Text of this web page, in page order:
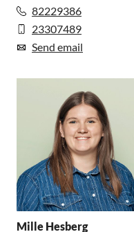
82229386
23307489
Send email
Mille Hesberg